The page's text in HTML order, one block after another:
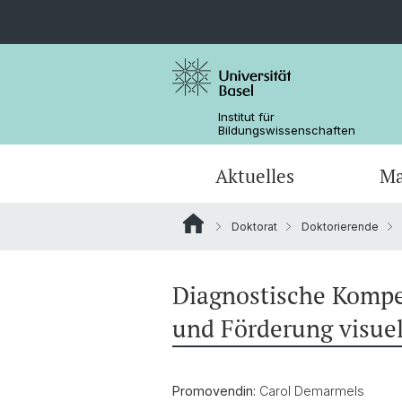
Institut für
Bildungswissenschaften
Aktuelles
Promotionsabschlüsse
Tools für das Studium
Forschungsprojekte Dr. Beyhan
Kooperationen
Kooperationen
Doktorat Doktorierende
Diagnostische
und Förderung
Promovendin: Carol Demarmels